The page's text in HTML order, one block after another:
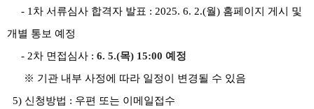
- 1 차 서류심사 합격자 발표 : 2025. 6. 2.(월) 홈페이지 게시 및
개별 통보 예정
- 2차 면접심사 : 6. 5.(목) 15:00 예정
※ 기관 내부 사정에 따라 일정이 변경될 수 있음
5) 신청방법 : 우편 또는 이메일접수